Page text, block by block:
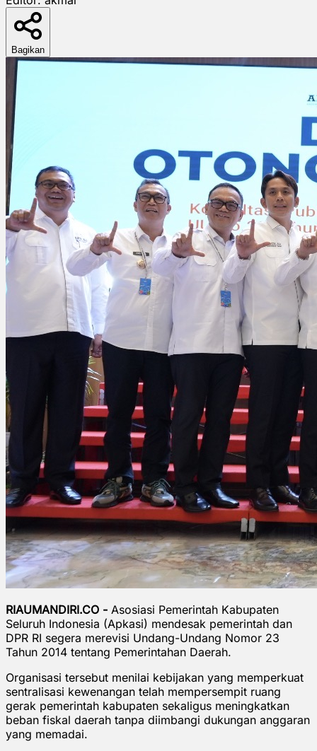
Bagikan
RIAUMANDIRI.CO - Asosiasi Pemerintah Kabupaten
Seluruh Indonesia (Apkasi) mendesak pemerintah dan
DPR RI segera merevisi Undang-Undang Nomor 23
Tahun 2014 tentang Pemerintahan Daerah.
Organisasi tersebut menilai kebijakan yang memperkuat
sentralisasi kewenangan telah mempersempit ruang
gerak pemerintah kabupaten sekaligus meningkatkan
beban fiskal daerah tanpa diimbangi dukungan anggaran
yang memadai.